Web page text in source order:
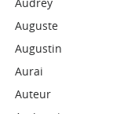
Auguste
Augustin
Aurai
Auteur